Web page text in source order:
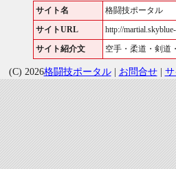
サイト名 格闘技ポータル
サイトURL http://
サイト紹介文 空手・柔道・剣道
(C) 2026格闘技ポータル| お問合せ|